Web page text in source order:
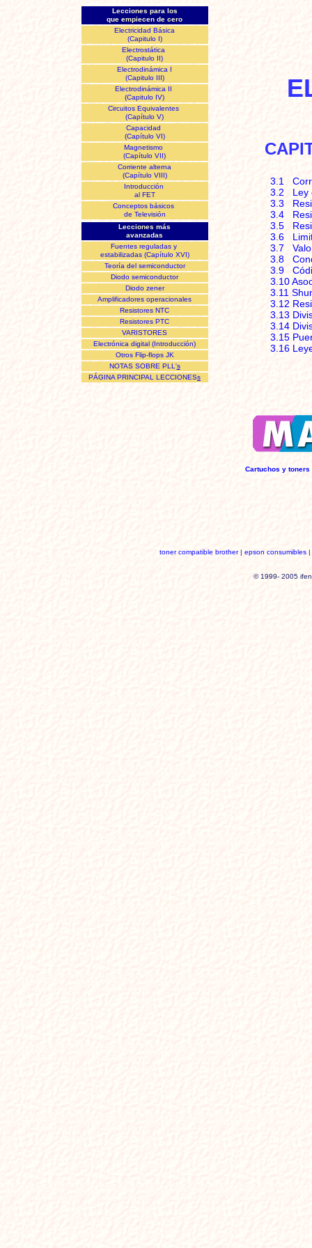
Lecciones para los
que empiecen de cero
Electricidad Básica
(Capitulo I)
Electrostática
(Capitulo II)
Electrodinámica I
(Capitulo III)
Electrodinámica II
(Capitulo IV)
Circuitos Equivalentes
(Capítulo V)
Capacidad
(Capítulo VI)
Magnetismo
(Capítulo VII)
Corriente alterna
(Capítulo VIII)
Introducción
al FET
Conceptos básicos
de Televisión
Lecciones más
avanzadas
Fuentes reguladas y
estabilizadas (Capítulo XVI)
Teoría del semiconductor
Diodo semiconductor
Diodo zener
Amplificadores operacionales
Resistores NTC
Resistores PTC
VARISTORES
Electrónica digital (Introducción)
Otros Flip-flops JK
NOTAS SOBRE PLL's
PÁGINA PRINCIPAL LECCIONESs
3.1
3.2 Ley
3.3
3.4
3.5
3.6
3.7
3.8
3.9
3.10
3.11
3.12
3.13
3.14
3.15
3.16
Cartuchos y
toner compatible brother| epson consumibles |
© 1999- 2005